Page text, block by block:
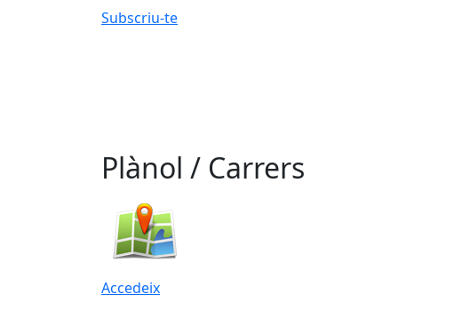
Subscriu-te
Plànol / Carrers
Accedeix